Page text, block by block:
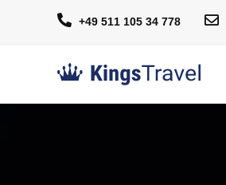
+49 511 105 34 778